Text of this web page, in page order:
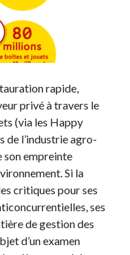
rapide,
privé à travers le
(via les Happy
de l’industrie agro-
son empreinte
Si la
critiques pour ses
ses
de gestion des
d’un examen